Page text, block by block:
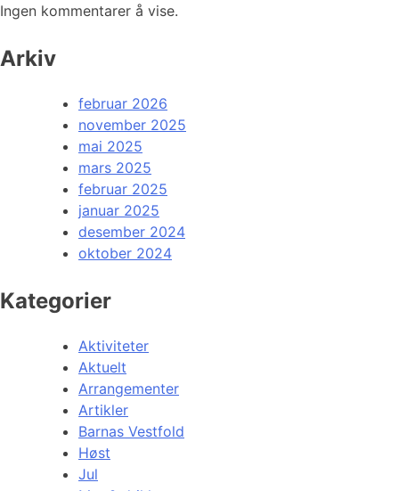
Ingen kommentarer å vise.
Arkiv
februar 2026
november 2025
mai 2025
mars 2025
februar 2025
januar 2025
desember 2024
oktober 2024
Kategorier
Aktiviteter
Aktuelt
Arrangementer
Artikler
Barnas Vestfold
Høst
Jul